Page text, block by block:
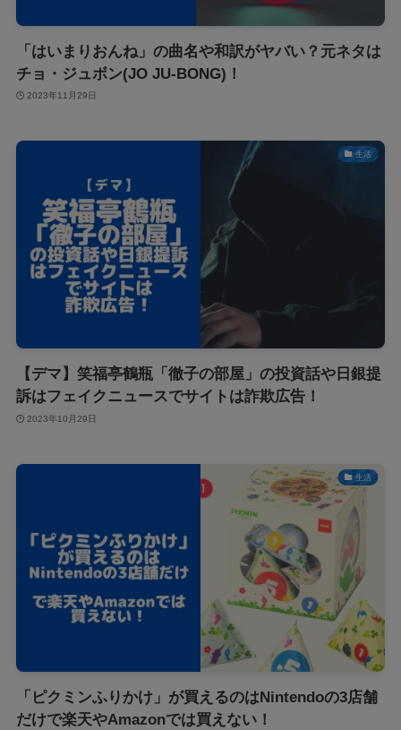
「はいまりおんね」の曲名や和訳がヤバい？元ネタは
チョ・ジュボン(JO JU-BONG)！
2023年11月29日
生活
【デマ】笑福亭鶴瓶「徹子の部屋」の投資話や日銀提
訴はフェイクニュースでサイトは詐欺広告！
2023年10月29日
生活
「ピクミンふりかけ」が買えるのはNintendoの3店舗
だけで楽天やAmazonでは買えない！